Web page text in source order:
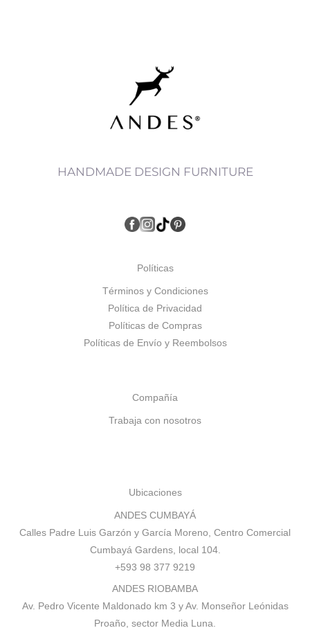
HANDMADE DESIGN FURNITURE
Políticas
Términos y Condiciones
Política de Privacidad
Políticas de Compras
Políticas de Envío y Reembolsos
Compañía
Trabaja con nosotros
Ubicaciones
ANDES CUMBAYÁ
Calles Padre Luis Garzón y García Moreno, Centro Comercial
Cumbayá Gardens, local 104.
+593 98 377 9219
ANDES RIOBAMBA
Av. Pedro Vicente Maldonado km 3 y Av. Monseñor Leónidas
Proaño, sector Media Luna.